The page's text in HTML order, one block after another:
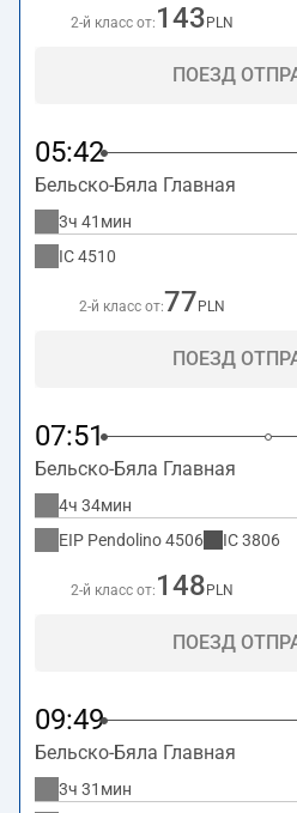
2-й класс от: 143 PLN
ПОЕЗД
05:42
Бельско-Бяла Главная
3ч 41мин
IC4510
2-й класс от:77 PLN
ПОЕЗД
07:51
Бельско-Бяла Главная
4ч 34мин
EIP Pendolino4506 IC3806
2-й класс от: 148 PLN
ПОЕЗД
09:49
Бельско-Бяла Главная
3ч 31мин